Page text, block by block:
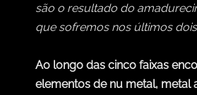
são o resultado do
que sofremos nos últimos
Ao longo das cinco faixas
elementos de nu metal, metal